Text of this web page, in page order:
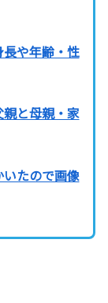
や年齢・性
と母親・家
たので画像